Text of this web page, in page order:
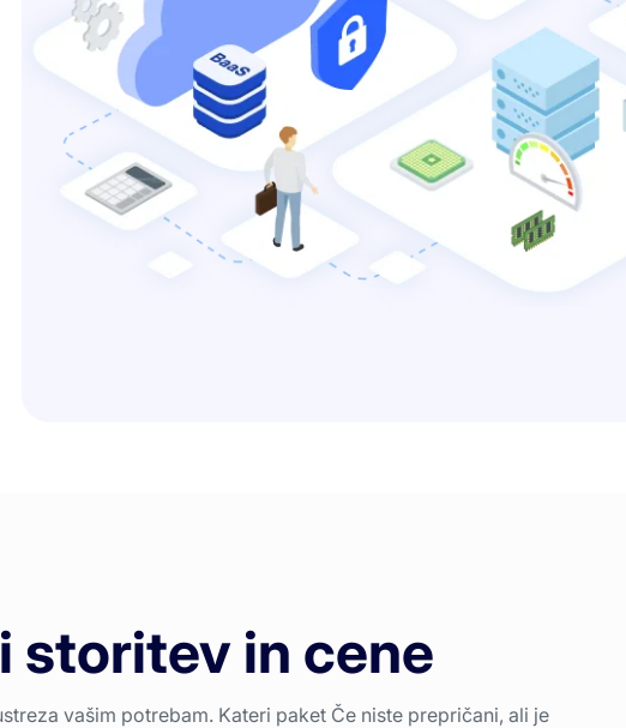
storitev in cene
vašim potrebam. Kateri paket Če niste prepričani, ali je